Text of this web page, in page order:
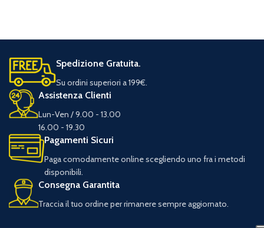
Spedizione Gratuita.
Su ordini superiori a 199€.
Assistenza Clienti
Lun-Ven / 9.00 - 13.00
16.00 - 19.30
Pagamenti Sicuri
Paga comodamente online scegliendo uno fra i metodi
disponibili.
Consegna Garantita
Traccia il tuo ordine per rimanere sempre aggiornato.